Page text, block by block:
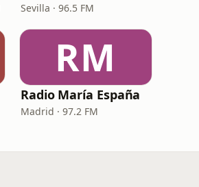
Sevilla · 96.5 FM
RM
Radio María España
Madrid · 97.2 FM